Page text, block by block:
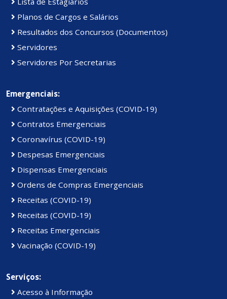
Planos de Cargos e Salários
Resultados dos Concursos (Documentos)
Servidores
Servidores Por Secretarias
Emergenciais:
Contratações e Aquisições (COVID-19)
Contratos Emergenciais
Coronavírus (COVID-19)
Despesas Emergenciais
Dispensas Emergenciais
Ordens de Compras Emergenciais
Receitas (COVID-19)
Receitas (COVID-19)
Receitas Emergenciais
Vacinação (COVID-19)
Serviços:
Acesso à Informação